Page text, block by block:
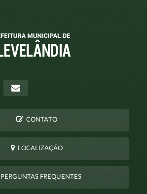
CONTATO
LOCALIZAÇÃO
PERGUNTAS FREQUENTES